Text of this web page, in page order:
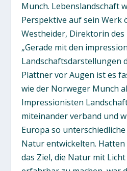
Munch. Lebenslandschaft
Perspektive auf sein Werk
Westheider, Direktorin
„Gerade mit den
Landschaftsdarstellungen
Plattner vor Augen ist es
wie der Norweger Munch
Impressionisten
miteinander verband und
Europa so
Natur entwickelten.
das Ziel, die Natur mit